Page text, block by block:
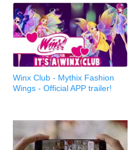
Winx Club - Mythix Fashion
Wings - Official APP trailer!